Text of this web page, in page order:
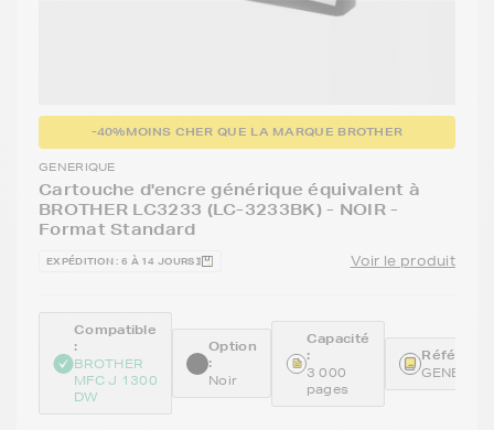
-40%MOINS CHER QUE LA MARQUE BROTHER
GENERIQUE
Cartouche d'encre générique équivalent à
BROTHER LC3233 (LC-3233BK) - NOIR -
Format Standard
EXPÉDITION : 6 À 14 JOURS Voir le produit
Compatible
:
BROTHER
MFC J 1300
DW
Option
:
Noir
Capacité
:
3 000
pages